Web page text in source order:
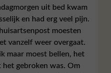
uit bed kwam
en had erg veel pijn.
moesten
vanzelf weer overgaat.
maar moest bellen, het
gebroken was. Om